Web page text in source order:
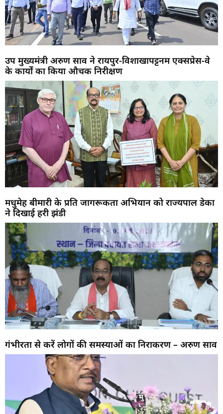
उप मुख्यमंत्री अरुण साव ने रायपुर-विशाखापट्टनम एक्सप्रेस-वे
के कार्यों का किया औचक निरीक्षण
मधुमेह बीमारी के प्रति जागरूकता अभियान को राज्यपाल डेका
ने दिखाई हरी झंडी
गंभीरता से करें लोगों की समस्याओं का निराकरण – अरुण साव